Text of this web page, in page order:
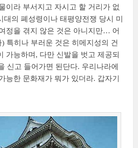
이라 부서지고 자시고 할 거리가 없
대의 폐성령이나 태평양전쟁 당시 미
정을 겪지 않은 것은 아니지만… 어
특히나 부러운 것은 히메지성의 건
가능하며, 다만 신발을 벗고 제공되
신고 들어가면 된단다. 우리나라에
능한 문화재가 뭐가 있더라. 갑자기